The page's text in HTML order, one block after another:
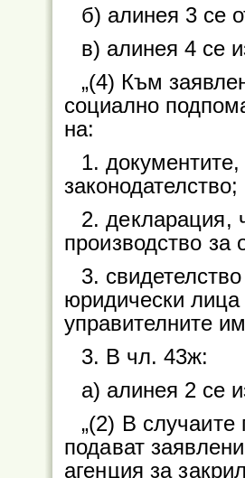
б) алинея 3 се
в) алинея 4 се
„(4) Към
социално
на:
1.
законодателство;
2. декларация,
производство за
3.
юридически лица
управителните
3. В чл. 43ж:
а) алинея 2 се
„(2) В
подават
агенция за